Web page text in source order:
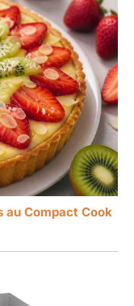
Compact Cook